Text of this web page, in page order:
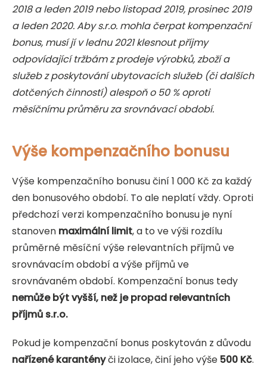
2018 a leden 2019 nebo listopad 2019, prosinec 2019
a leden 2020.Aby s.r.o. mohla čerpat kompenzační
bonus, musí jí v lednu 2021 klesnout příjmy
odpovídající tržbám z prodeje výrobků, zboží a
služeb z poskytování ubytovacích služeb (či dalších
dotčených činností) alespoň o 50 % oproti
měsíčnímu průměru za srovnávací období.
Výše kompenzačního bonusu
Výše kompenzačního bonusu činí 1 000 Kč za každý
den bonusového období. To ale neplatí vždy. Oproti
předchozí verzi kompenzačního bonusu je nyní
stanoven maximální limit, a to ve výši rozdílu
průměrné měsíční výše relevantních příjmů ve
srovnávacím období a výše příjmů ve
srovnávaném období. Kompenzační bonus tedy
nemůže být vyšší, než je propad relevantních
příjmů s.r.o.
Pokud je kompenzační bonus poskytován z důvodu
nařízené karantényči izolace, činí jeho výše500 Kč.